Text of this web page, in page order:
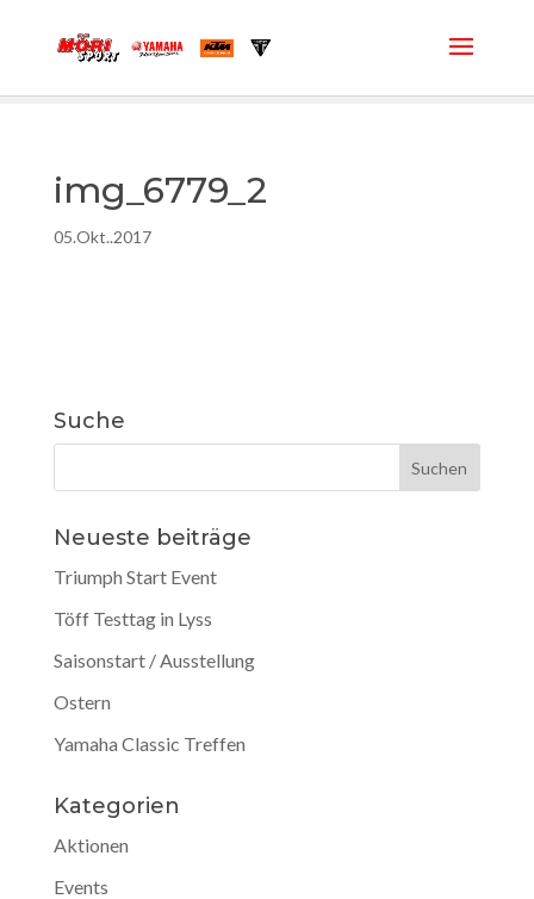
img_6779_2
05.Okt..2017
Suche
Neueste beiträge
Triumph Start Event
Töff Testtag in Lyss
Saisonstart / Ausstellung
Ostern
Yamaha Classic Treffen
Kategorien
Aktionen
Events